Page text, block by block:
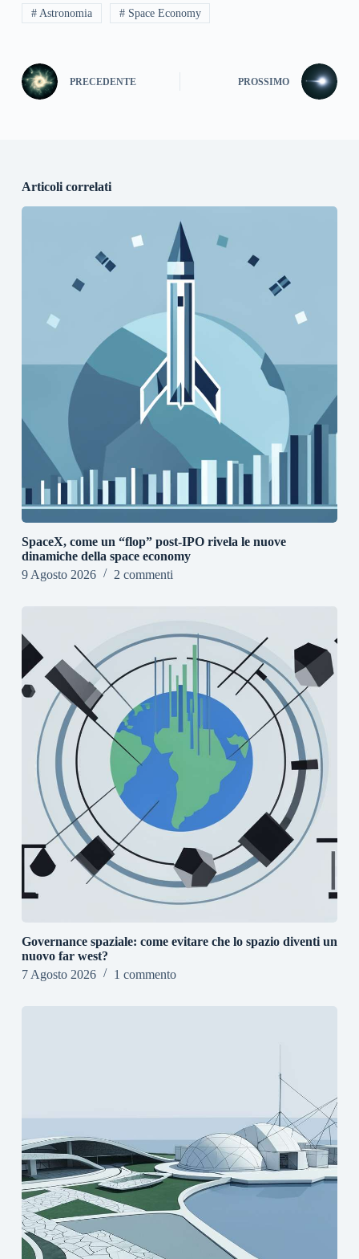
# Astronomia # Space Economy
PRECEDENTE PROSSIMO
Articoli correlati
SpaceX, come un “flop” post-IPO rivela le nuove
dinamiche della space economy
9 Agosto 2026
2 commenti
Governance spaziale: come evitare che lo spazio diventi un
nuovo far west?
7 Agosto 2026
1 commento